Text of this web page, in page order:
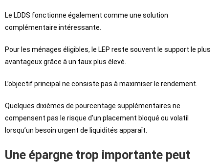
Le LDDS fonctionne également comme une solution
complémentaire intéressante.
Pour les ménages éligibles, le LEP reste souvent le support le plus
avantageux grâce à un taux plus élevé.
L’objectif principal ne consiste pas à maximiser le rendement.
Quelques dixièmes de pourcentage supplémentaires ne
compensent pas le risque d’un placement bloqué ou volatil
lorsqu’un besoin urgent de liquidités apparaît.
Une épargne trop importante peut